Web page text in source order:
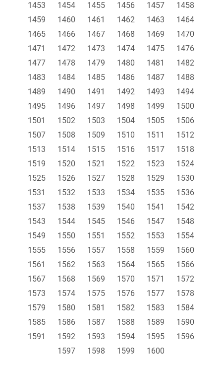
1453
1454 1455 1456 1457
1458
1459
1460 1461 1462 1463
1464
1465
1466 1467 1468 1469
1470
1471
1472 1473 1474 1475
1476
1477
1478 1479 1480 1481
1482
1483
1484 1485 1486 1487
1488
1489
1490 1491 1492 1493
1494
1495
1496 1497 1498 1499
1500
1501
1502 1503 1504 1505
1506
1507
1508 1509 1510 1511
1512
1513
1514 1515 1516 1517
1518
1519
1520 1521 1522 1523
1524
1525
1526 1527 1528 1529
1530
1531
1532 1533 1534 1535
1536
1537
1538 1539 1540 1541
1542
1543
1544 1545 1546 1547
1548
1549
1550 1551 1552 1553
1554
1555
1556 1557 1558 1559
1560
1561
1562 1563 1564 1565
1566
1567
1568 1569 1570 1571
1572
1573
1574 1575 1576 1577
1578
1579
1580 1581 1582 1583
1584
1585
1586 1587 1588 1589
1590
1591
1592 1593 1594 1595
1596
1597
1598 1599 1600